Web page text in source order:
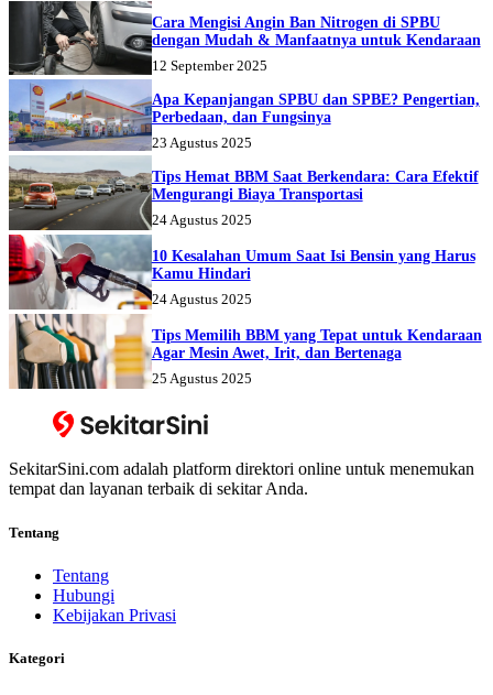
Cara Mengisi Angin Ban Nitrogen di SPBU
dengan Mudah & Manfaatnya untuk Kendaraan
12 September 2025
Apa Kepanjangan SPBU dan SPBE? Pengertian,
Perbedaan, dan Fungsinya
23 Agustus 2025
Tips Hemat BBM Saat Berkendara: Cara Efektif
Mengurangi Biaya Transportasi
24 Agustus 2025
10 Kesalahan Umum Saat Isi Bensin yang Harus
Kamu Hindari
24 Agustus 2025
Tips Memilih BBM yang Tepat untuk Kendaraan
Agar Mesin Awet, Irit, dan Bertenaga
25 Agustus 2025
SekitarSini.com adalah platform direktori online untuk menemukan
tempat dan layanan terbaik di sekitar Anda.
Tentang
Tentang
Hubungi
Kebijakan Privasi
Kategori